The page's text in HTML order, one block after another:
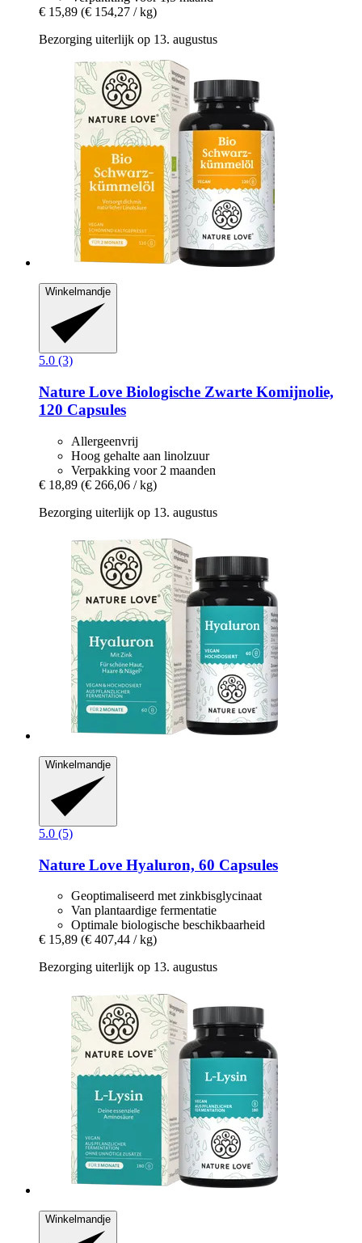
€ 15,89 (€ 154,27 / kg)
Bezorging uiterlijk op 13. augustus
Winkelmandje
5.0 (3)
Nature Love Biologische Zwarte Komijnolie,
120 Capsules
Allergeenvrij
Hoog gehalte aan linolzuur
Verpakking voor 2 maanden
€ 18,89 (€ 266,06 / kg)
Bezorging uiterlijk op 13. augustus
Winkelmandje
5.0 (5)
Nature Love Hyaluron, 60 Capsules
Geoptimaliseerd met zinkbisglycinaat
Van plantaardige fermentatie
Optimale biologische beschikbaarheid
€ 15,89 (€ 407,44 / kg)
Bezorging uiterlijk op 13. augustus
Winkelmandje